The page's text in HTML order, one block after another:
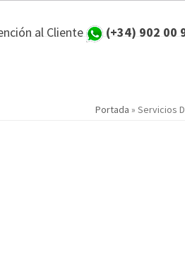
al Cliente (+34) 902 00
Portada » Servicios